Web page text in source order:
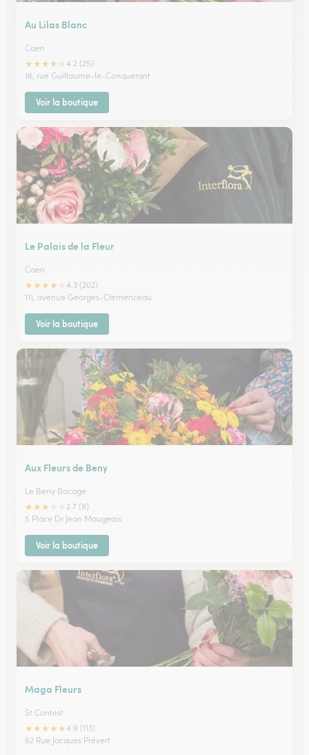
Au Lilas Blanc
Caen
★★★★
4.2 (25)
16, rue Guillaume-le-Conquerant
Voir la boutique
Le Palais de la Fleur
Caen
★★★★
4.3 (202)
111, avenue Georges-Clemenceau
Voir la boutique
Aux Fleurs de Beny
Le Beny Bocage
★★★
2.7 (9)
5 Place Dr Jean Maugeais
Voir la boutique
Maga Fleurs
St Contest
★★★★★4.9 (113)
62 Rue Jacques Prévert